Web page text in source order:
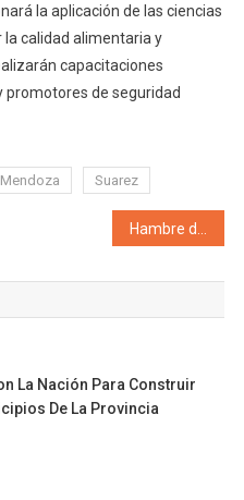
la aplicación de las ciencias
calidad alimentaria y
capacitaciones
de seguridad
Mendoza Suarez
entradas
La Nación Para Construir
De La Provincia